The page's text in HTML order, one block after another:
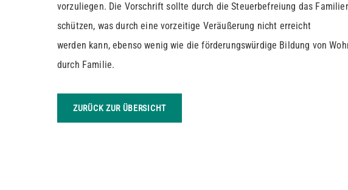
vorzuliegen. Die Vorschrift sollte durch die Steuerbefreiung das
schützen, was durch eine vorzeitige Veräußerung nicht erreicht
werden kann, ebenso wenig wie die förderungswürdige Bildung von
durch Familie.
ZURÜCK ZUR ÜBERSICHT